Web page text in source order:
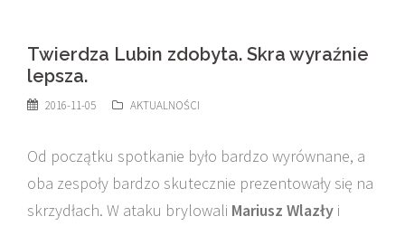
Twierdza Lubin zdobyta. Skra wyraźnie
lepsza.
2016-11-05 AKTUALNOŚCI
Od początku spotkanie było bardzo wyrównane, a
oba zespoły bardzo skutecznie prezentowały się na
skrzydłach. W ataku brylowali Mariusz Wlazły i